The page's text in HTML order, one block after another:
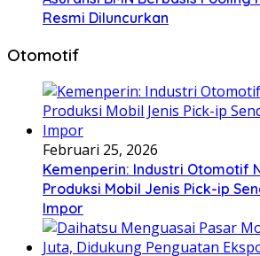
Resmi Diluncurkan
Otomotif
Februari 25, 2026
Kemenperin: Industri Otomotif
Produksi Mobil Jenis Pick-ip
Impor